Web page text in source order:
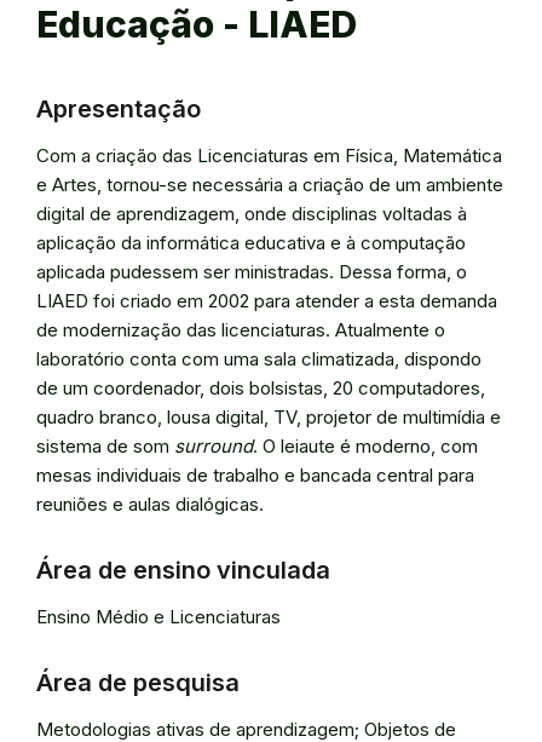
Educação - LIAED
Apresentação
Com a criação das Licenciaturas em Física, Matemática
e Artes, tornou-se necessária a criação de um ambiente
digital de aprendizagem, onde disciplinas voltadas à
aplicação da informática educativa e à computação
aplicada pudessem ser ministradas. Dessa forma, o
LIAED foi criado em 2002 para atender a esta demanda
de modernização das licenciaturas. Atualmente o
laboratório conta com uma sala climatizada, dispondo
de um coordenador, dois bolsistas, 20 computadores,
quadro branco, lousa digital, TV, projetor de multimídia e
sistema de som surround. O leiaute é moderno, com
mesas individuais de trabalho e bancada central para
reuniões e aulas dialógicas.
Área de ensino vinculada
Ensino Médio e Licenciaturas
Área de pesquisa
Metodologias ativas de aprendizagem; Objetos de